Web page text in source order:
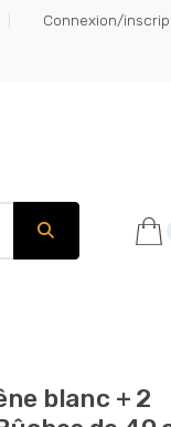
Connexion/
blanc + 2